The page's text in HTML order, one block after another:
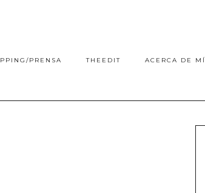
PRENSA THEEDIT ACERCA DE MÍ